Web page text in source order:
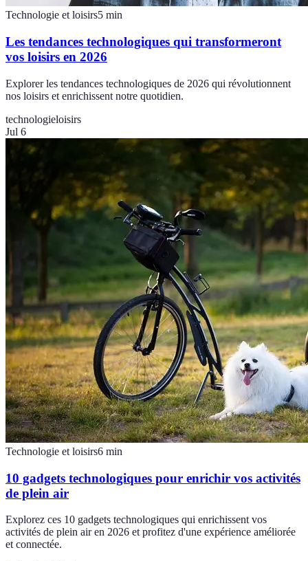
Technologie et loisirs5 min
Les tendances technologiques qui transformeront
vos loisirs en 2026
Explorer les tendances technologiques de 2026 qui révolutionnent
nos loisirs et enrichissent notre quotidien.
technologieloisirs
Jul 6
Technologie et loisirs6 min
10 gadgets technologiques pour enrichir vos activités
de plein air
Explorez ces 10 gadgets technologiques qui enrichissent vos
activités de plein air en 2026 et profitez d'une expérience améliorée
et connectée.